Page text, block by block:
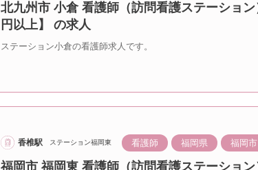
北九州市 小倉 看護師（訪問看護ステーショ
円以上】 の求人
ステーション小倉の看護師求人です。
香椎駅 ステーション福岡東 看護師 福岡県 福岡市
福岡市 福岡東 看護師（訪問看護ステーショ